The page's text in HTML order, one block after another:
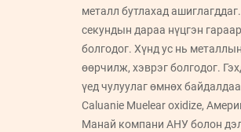
металл бутлахад
секундын дараа нүцгэн
болгодог. Хүнд ус нь
өөрчилж, хэврэг болгодог.
үед чулуулаг өмнөх
Caluanie Muelear oxidize,
Манай компани АНУ болон